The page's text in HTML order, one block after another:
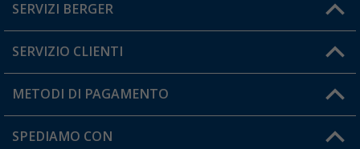
Hai una domanda?
SERVIZI BERGER
Diventare rivenditori
Il mio Account
SERVIZIO CLIENTI
Informazioni sulla spedizione
Resi
METODI DI PAGAMENTO
SPEDIAMO CON